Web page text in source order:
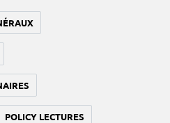
POLICY LECTURES